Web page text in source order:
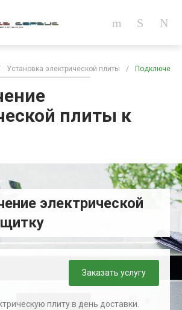
Установка электрической плиты /
плиты к
электрической
Заказать услугу
плиту в день доставки.